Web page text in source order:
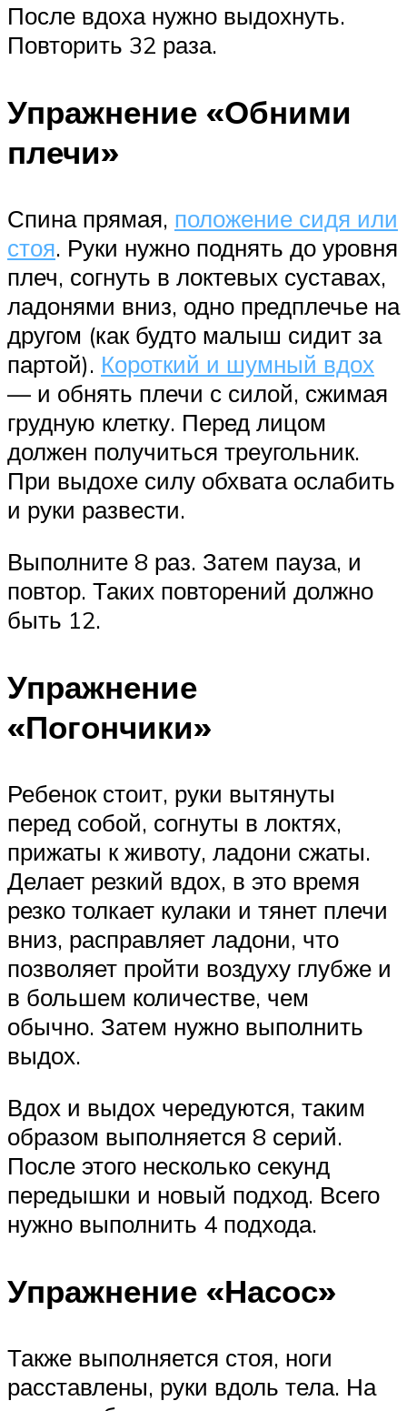
После вдоха нужно выдохнуть.
Повторить 32 раза.
Упражнение «Обними
плечи»
Спина прямая, положение сидя или
стоя. Руки нужно поднять до уровня
плеч, согнуть в локтевых суставах,
ладонями вниз, одно предплечье на
другом (как будто малыш сидит за
партой). Короткий и шумный вдох
— и обнять плечи с силой, сжимая
грудную клетку. Перед лицом
должен получиться треугольник.
При выдохе силу обхвата ослабить
и руки развести.
Выполните 8 раз. Затем пауза, и
повтор. Таких повторений должно
быть 12.
Упражнение
«Погончики»
Ребенок стоит, руки вытянуты
перед собой, согнуты в локтях,
прижаты к животу, ладони сжаты.
Делает резкий вдох, в это время
резко толкает кулаки и тянет плечи
вниз, расправляет ладони, что
позволяет пройти воздуху глубже и
в большем количестве, чем
обычно. Затем нужно выполнить
выдох.
Вдох и выдох чередуются, таким
образом выполняется 8 серий.
После этого несколько секунд
передышки и новый подход. Всего
нужно выполнить 4 подхода.
Упражнение «Насос»
Также выполняется стоя, ноги
расставлены, руки вдоль тела. На